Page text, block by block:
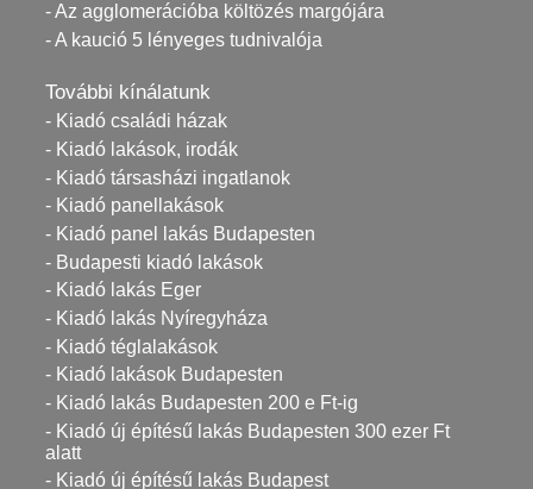
- Az agglomerációba költözés margójára
- A kaució 5 lényeges tudnivalója
További kínálatunk
- Kiadó családi házak
- Kiadó lakások, irodák
- Kiadó társasházi ingatlanok
- Kiadó panellakások
- Kiadó panel lakás Budapesten
- Budapesti kiadó lakások
- Kiadó lakás Eger
- Kiadó lakás Nyíregyháza
- Kiadó téglalakások
- Kiadó lakások Budapesten
- Kiadó lakás Budapesten 200 e Ft-ig
- Kiadó új építésű lakás Budapesten 300 ezer Ft
alatt
- Kiadó új építésű lakás Budapest